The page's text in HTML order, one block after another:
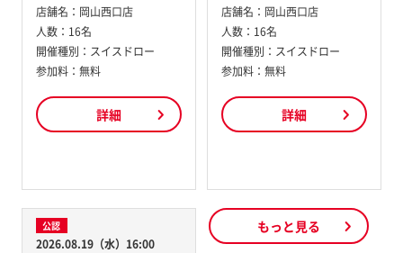
店舗名： 岡山西口店
人数： 16名
開催種別： スイスドロー
参加料： 無料
詳細
店舗名： 岡山西口店
人数： 16名
開催種別： スイスドロー
参加料： 無料
詳細
公認
2026.08.19（水）16:00
もっと見る